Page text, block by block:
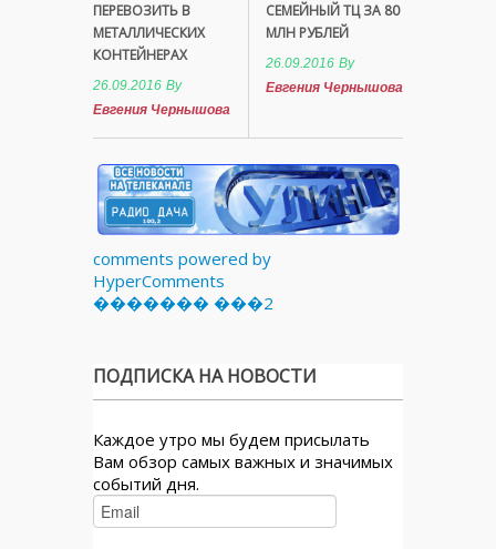
ПЕРЕВОЗИТЬ В
МЕТАЛЛИЧЕСКИХ
КОНТЕЙНЕРАХ
26.09.2016 By
Евгения Чернышова
СЕМЕЙНЫЙ ТЦ ЗА 80
МЛН РУБЛЕЙ
26.09.2016 By
Евгения Чернышова
comments powered by
HyperComments
������� ���2
ПОДПИСКА НА НОВОСТИ
Каждое утро мы будем присылать
Вам обзор самых важных и значимых
событий дня.